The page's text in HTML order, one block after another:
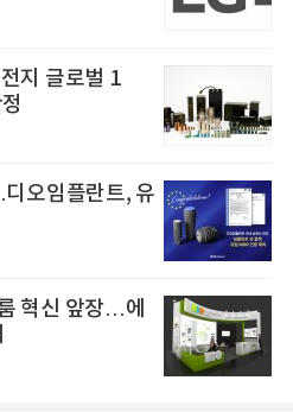
지 글로벌 1
오임플란트, 유
혁신 앞장…에